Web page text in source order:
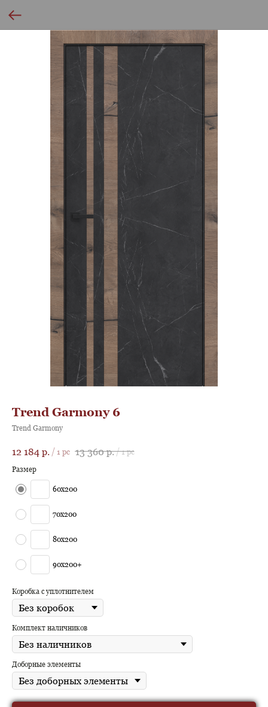
Trend Garmony 6
Trend Garmony
12 184 р. / 1 pc 13 360 р./1 pc
Размер
60х200
70х200
80х200
90х200+
Коробка с уплотнителем
Комплект наличников
Доборные элементы